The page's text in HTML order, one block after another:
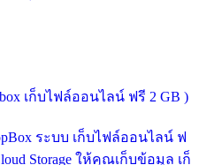
เก็บไฟล์ออนไลน์ ฟรี 2 GB )
ระบบ เก็บไฟล์ออนไลน์ ฟ
Storage ให้คุณเก็บข้อมูล เก็